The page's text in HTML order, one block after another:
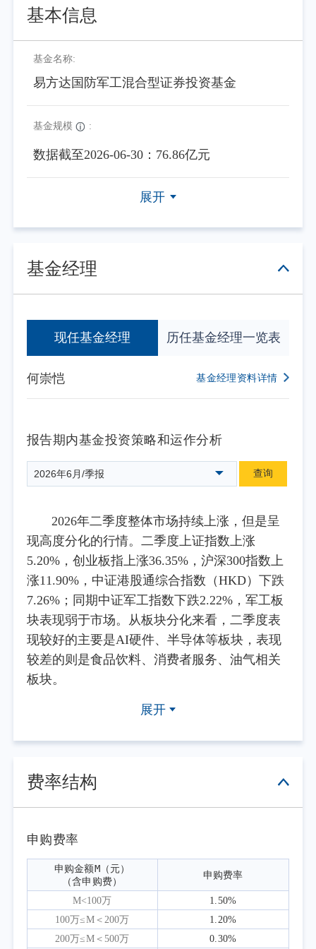
基本信息
基金名称:
易方达国防军工混合型证券投资基金
基金规模 :
数据截至2026-06-30：76.86亿元
展开
基金经理
现任基金经理 历任基金经理一览表
何崇恺 基金经理资料详情
报告期内基金投资策略和运作分析
2026年6月/季报 查询
2026年二季度整体市场持续上涨，但是呈
现高度分化的行情。二季度上证指数上涨
5.20%，创业板指上涨36.35%，沪深300指数上
涨11.90%，中证港股通综合指数（HKD）下跌
7.26%；同期中证军工指数下跌2.22%，军工板
块表现弱于市场。从板块分化来看，二季度表
现较好的主要是AI硬件、半导体等板块，表现
较差的则是食品饮料、消费者服务、油气相关
板块。
输，核心原因是今年军工国内需求还在筑底阶
段，上市公司盈利端承受一定压力。
块未来将呈现以下乐观的结构性变化：（1）国
（2）飞机与燃机产业链：中国国产大飞机以及
商用发动机快速进步，逐步具备商业化潜力。
全球民航以及AI驱动的燃气轮机景气上行带来
产业转移，为上市公司业绩带来积极变化；
（3）造船产业景气度持续回升，相关上市公司
订单景气度高企。（4）军贸：中国军工产业链
展开
费率结构
申购费率
申购金额M（元）
（含申购费）
申购费率
M<100万
1.50%
100万≤M＜200万
1.20%
200万≤M＜500万
0.30%